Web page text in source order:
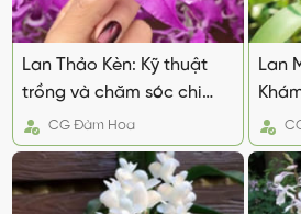
Lan Thảo Kèn: Kỹ thuật
trồng và chăm sóc chi
tiết, hiệu quả
CGĐàm Hoa
Lan